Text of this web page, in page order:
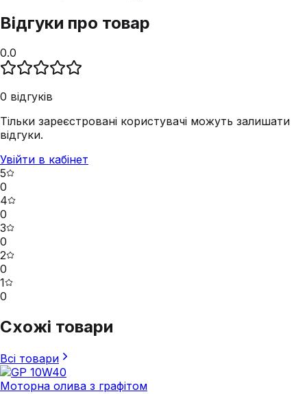
Відгуки про товар
0.0
0 відгуків
Тільки зареєстровані користувачі можуть залишати
відгуки.
Увійти в кабінет
5
0
4
0
3
0
2
0
1
0
Схожі товари
Всі товари
Моторна олива з графітом